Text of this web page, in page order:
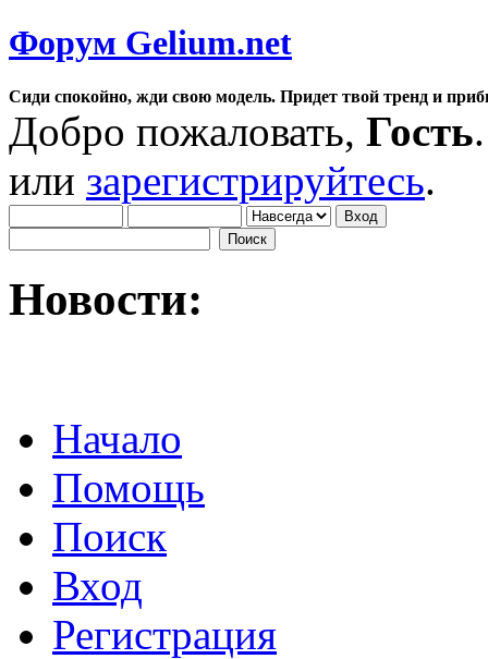
Форум Gelium.net
Сиди спокойно, жди свою модель. Придет твой тренд и
Добро пожаловать, Гость
или зарегистрируйтесь.
Новости:
Начало
Помощь
Поиск
Вход
Регистрация